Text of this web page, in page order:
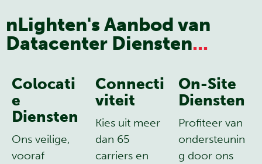
nLighten's Aanbod van
Datacenter Diensten...
Colocati
e
Diensten
Ons veilige,
vooraf
Connecti
viteit
Kies uit meer
dan 65
carriers en
On-Site
Diensten
Profiteer van
ondersteunin
g door ons